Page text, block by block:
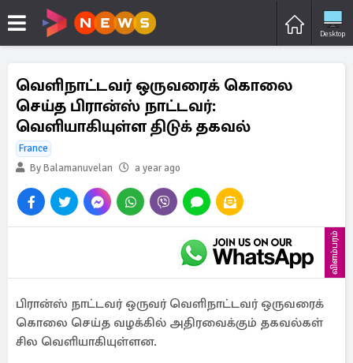
Desktop
வெளிநாட்டவர் ஒருவரைக் கொலை
செய்த பிரான்ஸ் நாட்டவர்:
வெளியாகியுள்ள திடுக் தகவல்
France
By Balamanuvelan
a year ago
விளம்பரம்
பிரான்ஸ் நாட்டவர் ஒருவர் வெளிநாட்டவர் ஒருவரைக்
கொலை செய்த வழக்கில் அதிரவைக்கும் தகவல்கள்
சில வெளியாகியுள்ளன.